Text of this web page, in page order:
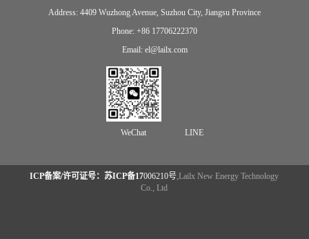
Address: 4409 Wuzhong Avenue, Suzhou City, Jiangsu Province
Phone: +86 17706222370
Email: el@lailx.com
WeChat LINE
ICP备案/许可证号：苏ICP备17006210号 ,Lailx New Energy Technology
Co., Ltd